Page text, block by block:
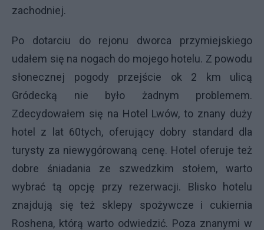
zachodniej.
Po dotarciu do rejonu dworca przymiejskiego
udałem się na nogach do mojego hotelu. Z powodu
słonecznej pogody przejście ok 2 km ulicą
Gródecką nie było żadnym problemem.
Zdecydowałem się na Hotel Lwów, to znany duży
hotel z lat 60tych, oferujący dobry standard dla
turysty za niewygórowaną cenę. Hotel oferuje też
dobre śniadania ze szwedzkim stołem, warto
wybrać tą opcję przy rezerwacji. Blisko hotelu
znajdują się też sklepy spożywcze i cukiernia
Roshena, którą warto odwiedzić. Poza znanymi w